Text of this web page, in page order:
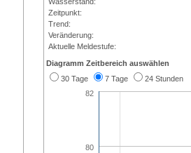
Zeitpunkt:
Trend:
Veränderung:
Aktuelle Meldestufe:
Diagramm Zeitbereich auswählen
30 Tage
7 Tage 24 Stunden
80
82